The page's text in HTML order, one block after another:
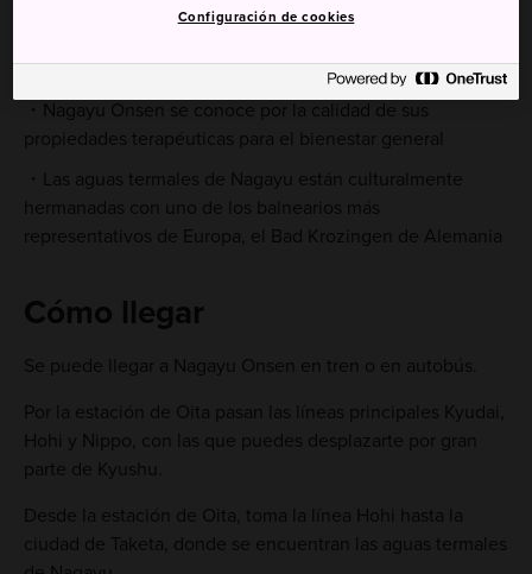
XVII bajo el mandato del clan Oka, que construyó un
señor feudal
Nagayu Onsen se conoce por la calidad de sus
propiedades terapéuticas para el bienestar general
Las aguas termales de Nagayu están culturalmente
hermanadas con uno de los balnearios más
representativos de Europa, el Bad Krozingen de Alemania
Cómo llegar
Se puede llegar a Nagayu Onsen en tren o en autobús.
Por la estación de Oita pasan las líneas principales Kyudai,
Hohi y Nippo, con las que puedes desplazarte por gran
parte de Kyushu.
Desde la estación de Oita, toma la línea Hohi hasta la
ciudad de Taketa, donde se encuentran las aguas termales
Configuración de cookies